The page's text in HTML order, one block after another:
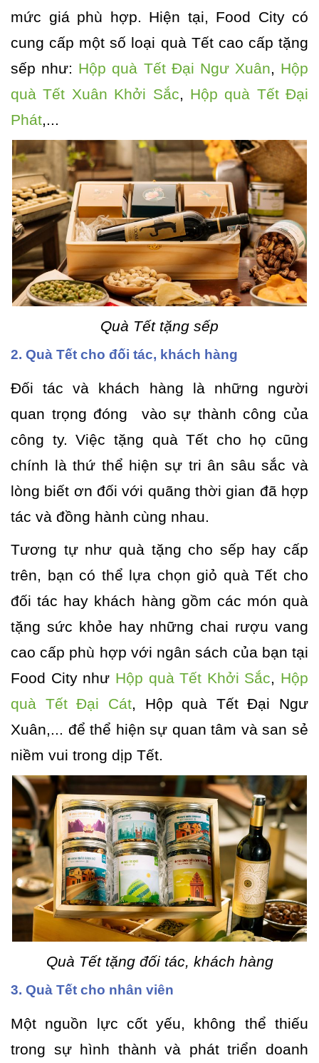
mức giá phù hợp. Hiện tại, Food City có
cung cấp một số loại quà Tết cao cấp tặng
sếp như: Hộp quà Tết Đại Ngư Xuân, Hộp
quà Tết Xuân Khởi Sắc, Hộp quà Tết Đại
Phát,...
Quà Tết tặng sếp
2. Quà Tết cho đối tác, khách hàng
Đối tác và khách hàng là những người
quan trọng đóng vào sự thành công của
công ty. Việc tặng quà Tết cho họ cũng
chính là thứ thể hiện sự tri ân sâu sắc và
lòng biết ơn đối với quãng thời gian đã hợp
tác và đồng hành cùng nhau.
Tương tự như quà tặng cho sếp hay cấp
trên, bạn có thể lựa chọn giỏ quà Tết cho
đối tác hay khách hàng gồm các món quà
tặng sức khỏe hay những chai rượu vang
cao cấp phù hợp với ngân sách của bạn tại
Food City như Hộp quà Tết Khởi Sắc, Hộp
quà Tết Đại Cát, Hộp quà Tết Đại Ngư
Xuân,... để thể hiện sự quan tâm và san sẻ
niềm vui trong dịp Tết.
Quà Tết tặng đối tác, khách hàng
3. Quà Tết cho nhân viên
Một nguồn lực cốt yếu, không thể thiếu
trong sự hình thành và phát triển doanh